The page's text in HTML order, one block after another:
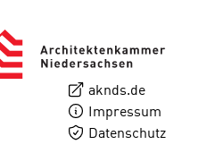
aknds.de
Impressum
Datenschutz